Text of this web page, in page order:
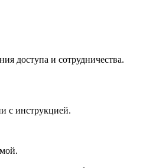
доступа и сотрудничества.
с инструкцией.